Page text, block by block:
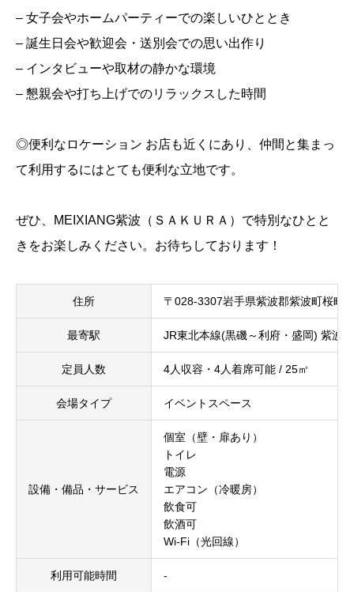
– 女子会やホームパーティーでの楽しいひととき
– 誕生日会や歓迎会・送別会での思い出作り
– インタビューや取材の静かな環境
– 懇親会や打ち上げでのリラックスした時間
◎便利なロケーション お店も近くにあり、仲間と集まっ
て利用するにはとても便利な立地です。
ぜひ、MEIXIANG紫波（ＳＡＫＵＲＡ）で特別なひとと
きをお楽しみください。お待ちしております！
住所 〒028-3307岩手県紫波郡紫波町桜町
最寄駅 JR東北本線(黒磯～利府・盛岡) 紫波
定員人数 4人収容・4人着席可能 / 25㎡
会場タイプ イベントスペース
設備・備品・サービス
個室（壁・扉あり）
トイレ
電源
エアコン（冷暖房）
飲食可
飲酒可
Wi-Fi（光回線）
利用可能時間 -